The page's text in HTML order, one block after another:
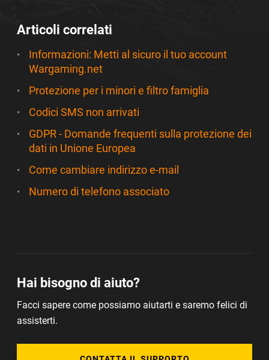
Articoli correlati
Informazioni: Metti al sicuro il tuo account
Wargaming.net
Protezione per i minori e filtro famiglia
Codici SMS non arrivati
GDPR - Domande frequenti sulla protezione dei
dati in Unione Europea
Come cambiare indirizzo e-mail
Numero di telefono associato
Hai bisogno di aiuto?
Facci sapere come possiamo aiutarti e saremo felici di
assisterti.